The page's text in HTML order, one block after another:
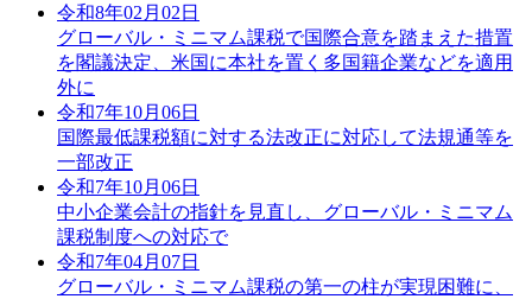
令和8年02月02日
グローバル・ミニマム課税で国際合意を踏まえた措置
を閣議決定、米国に本社を置く多国籍企業などを適用
外に
令和7年10月06日
国際最低課税額に対する法改正に対応して法規通等を
一部改正
令和7年10月06日
中小企業会計の指針を見直し、グローバル・ミニマム
課税制度への対応で
令和7年04月07日
グローバル・ミニマム課税の第一の柱が実現困難に、